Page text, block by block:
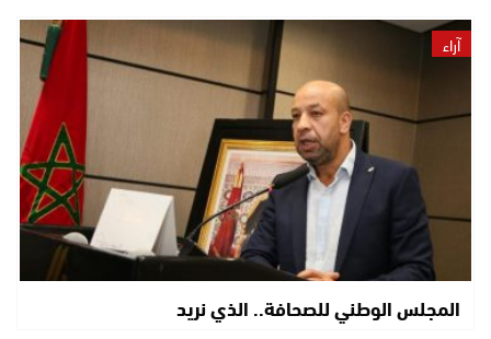
آراء
المجلس الوطني للصحافة.. الذي نريد